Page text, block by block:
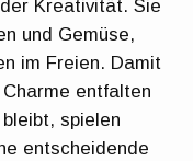
Kreativität. Sie
und Gemüse,
im Freien. Damit
entfalten
spielen
entscheidende